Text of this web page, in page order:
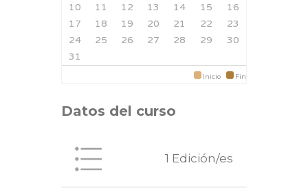
10
11 12 13 14 15
16
17
18 19 20 21 22
23
24
25 26 27 28 29
30
31
Inicio Fin
Datos del curso
1 Edición/es